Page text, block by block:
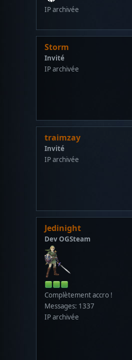
IP archivée
Storm
Invité
IP archivée
traimzay
Invité
IP archivée
Jedinight
Dev OGSteam
Complètement accro !
Messages: 1337
IP archivée